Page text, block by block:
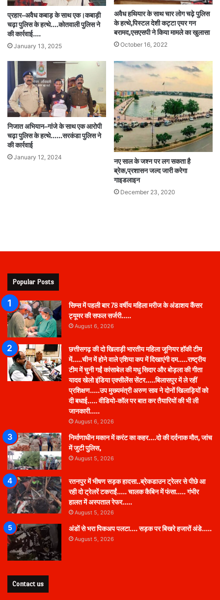
प्रहार–अवैध कबाड़ के साथ एक।कबाड़ी
चढ़ा पुलिस के हत्थे.…कोतवाली पुलिस ने
की कार्रवाई.…
January 13, 2025
अवैध हथियार के साथ चार लोग चढ़े पुलिस
के हत्थे,पिस्टल देशी कट्टा एयर गन
बरामद,एसएसपी ने किया मामले का खुलासा
October 16, 2022
निजात अभियान–गांजे के साथ एक आरोपी
चढ़ा पुलिस के हत्थे.…..सरकंडा पुलिस ने
की कार्रवाई
January 12, 2024
नए साल के जश्न पर लग सकता है
ब्रेक,प्रशासन जल्द जारी करेगा
गाइडलाइन
December 23, 2020
Popular Posts
सिम्स में पहली बार 78 वर्षीय महिला मरीज के अंडाशय कैंसर
ट्यूमर की सफल सर्जरी…..
August 6, 2026
छत्तीसगढ़ की दो खिलाड़ी भारतीय महिला जूनियर हॉकी टीम
में…..चीन में होने वाले एशिया कप में दिखाएंगी दम…..राष्ट्रीय
टीम में चुनी गईं कांसाबेल की मधु सिदार और बोड़ला की गीता
यादव खेलो इंडिया एक्सीलेंस सेंटर…..बिलासपुर में ले रहीं
प्रशिक्षण…..उप मुख्यमंत्री अरुण साव ने दोनों खिलाड़ियों को
दी बधाई….. वीडियो-कॉल पर बात कर तैयारियों की भी ली
जानकारी…..
August 6, 2026
निर्माणाधीन मकान में करंट का कहर….दो की दर्दनाक मौत, जांच
में जुटी पुलिस,
August 5, 2026
रतनपुर में भीषण सड़क हादसा..ब्रेकडाउन ट्रेलर से पीछे आ
रही दो ट्रेलरें टकराईं….. चालक कैबिन में फंसा….. गंभीर
हालत में अस्पताल रेफर…..
August 5, 2026
अंडों से भरा पिकअप पलटा…. सड़क पर बिखरे हजारों अंडे…..
August 5, 2026
Contact us